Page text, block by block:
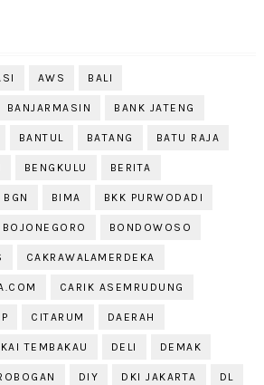
AWS BALI
BANJARMASIN BANK JATENG
BANTUL BATANG BATU RAJA
BENGKULU BERITA
BGN BIMA BKK PURWODADI
BOJONEGORO BONDOWOSO
CAKRAWALAMERDEKA
CARIK ASEMRUDUNG
CITARUM DAERAH
TEMBAKAU DELI DEMAK
DIY DKI JAKARTA DL